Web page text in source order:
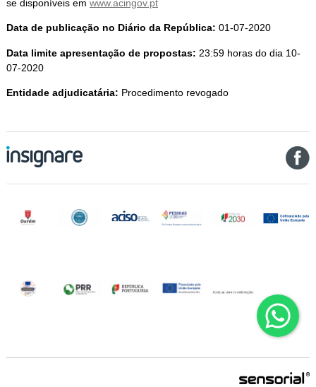
se disponíveis em www.acingov.pt
Data de publicação no Diário da República: 01-07-2020
Data limite apresentação de propostas: 23:59 horas do dia 10-
07-2020
Entidade adjudicatária: Procedimento revogado